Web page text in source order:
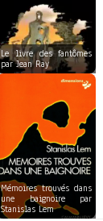
Le livre des fantômes
par Jean Ray
Mémoires trouvés dans
une baignoire par
Stanislas Lem